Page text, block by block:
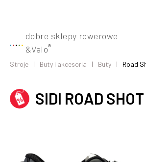
dobre sklepy rowerowe
&Velo®
Stroje Buty i akcesoria Buty Road
SIDI ROAD